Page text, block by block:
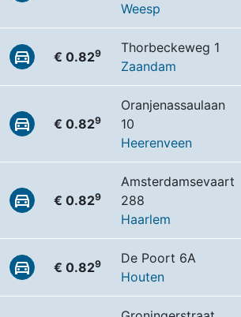
Weesp
€ 0.829
Thorbeckeweg 1
Zaandam
€ 0.829
Oranjenassaulaan
10
Heerenveen
€ 0.829
Amsterdamsevaart
288
Haarlem
€ 0.829
De Poort 6A
Houten